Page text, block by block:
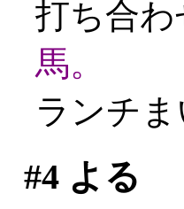
打ち合
馬。
ランチ
#4よる